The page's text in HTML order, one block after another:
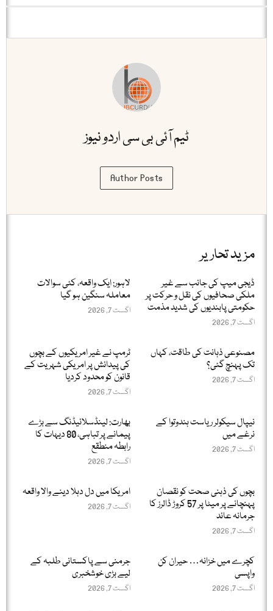
ٹیم آئی بی سی اردو نیوز
Author Posts
مزید تحاریر
ڈیجی میپ کی جانب سے غیر
ملکی صحافیوں کی نقل و حرکت پر
حکومتی پابندیوں کی شدید مذمت
اگست 7, 2026
لاہور: ایک واقعہ، کئی سوالات
معاملہ سنگین ہو گیا
اگست 7, 2026
مصنوعی ذہانت کی طاقت، کہاں
تک پہنچ گئی؟
اگست 7, 2026
ٹرمپ نے غیر امریکیوں کے بچوں
کی پیدائش پر امریکی شہریت کے
قانون کو محدود کردیا
اگست 7, 2026
نیپال سیکولر ریاست ہندوتوا کے
نرغے میں
اگست 7, 2026
بھارت: لینڈسلائیڈنگ سے بڑے
پیمانے پر تباہی، 80 دیہات کا
رابطہ منطقع
اگست 7, 2026
بچوں کی ذہنی صحت کو نقصان
پہنچانے پر میٹا پر 57 کروڑ ڈالرز کا
جرمانہ عائد
اگست 7, 2026
امریکا میں دل دہلا دینے والا واقعہ
اگست 7, 2026
کچرے میں خزانہ… حیران کن
واپسی
اگست 7, 2026
جرمنی سے پاکستانی طلبہ کے
لیے بڑی خوشخبری
اگست 7, 2026